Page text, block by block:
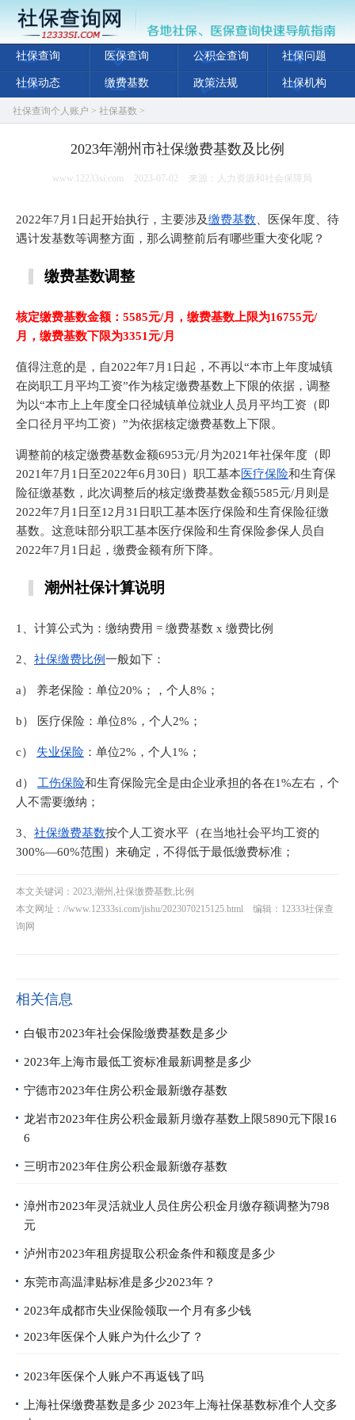
社保查询 医保查询 公积金查询 社保问题
社保动态 缴费基数 政策法规 社保机构
社保查询个人账户 > 社保基数 >
2023年潮州市社保缴费基数及比例
www.12233si.com 2023-07-02 来源：人力资源和社会保障局
2022年7月1日起开始执行，主要涉及缴费基数 、医保年度、待
遇计发基数等调整方面，那么调整前后有哪些重大变化呢？
缴费基数调整
核定缴费基数金额：5585元/月，缴费基数上限为16755元/
月，缴费基数下限为3351元/月
值得注意的是，自2022年7月1日起，不再以“本市上年度城镇
在岗职工月平均工资”作为核定缴费基数上下限的依据，调整
为以“本市上上年度全口径城镇单位就业人员月平均工资（即
全口径月平均工资）”为依据核定缴费基数上下限。
调整前的核定缴费基数金额6953元/月为2021年社保年度（即
2021年7月1日至2022年6月30日）职工基本 医疗保险和生育保
险征缴基数，此次调整后的核定缴费基数金额5585元/月则是
2022年7月1日至12月31日职工基本医疗保险和生育保险征缴
基数。这意味部分职工基本医疗保险和生育保险参保人员自
2022年7月1日起，缴费金额有所下降。
潮州社保计算说明
1、计算公式为：缴纳费用 = 缴费基数 x 缴费比例
2、 社保缴费比例一般如下：
a） 养老保险：单位20%；，个人8%；
b） 医疗保险：单位8%，个人2%；
c） 失业保险 ：单位2%，个人1%；
d） 工伤保险和生育保险完全是由企业承担的各在1%左右，个
人不需要缴纳；
3、 社保缴费基数按个人工资水平（在当地社会平均工资的
300%—60%范围）来确定，不得低于最低缴费标准；
本文关键词：2023,潮州,社保缴费基数,比例
本文网址： //www.12333si.com/jishu/2023070215125.html 编辑：12333社保查
询网
相关信息
白银市2023年社会保险缴费基数是多少
2023年上海市最低工资标准最新调整是多少
宁德市2023年住房公积金最新缴存基数
龙岩市2023年住房公积金最新月缴存基数上限5890元下限16
6​​​
三明市2023年住房公积金最新缴存基数
漳州市2023年灵活就业人员住房公积金月缴存额调整为798
元
泸州市2023年租房提取公积金条件和额度是多少
东莞市高温津贴标准是多少2023年？
2023年成都市失业保险领取一个月有多少钱
2023年医保个人账户为什么少了？
2023年医保个人账户不再返钱了吗
上海社保缴费基数是多少 2023年上海社保基数标准个人交多